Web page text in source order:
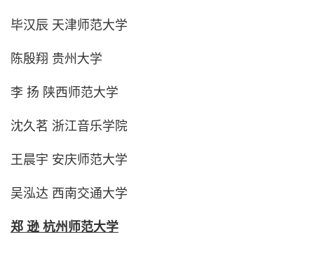
毕汉辰 天津师范大学
陈殷翔 贵州大学
李 扬 陕西师范大学
沈久茗 浙江音乐学院
王晨宇 安庆师范大学
吴泓达 西南交通大学
郑 逊 杭州师范大学